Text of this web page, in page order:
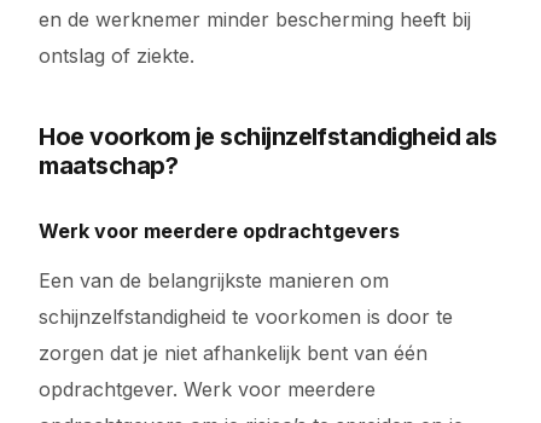
en de werknemer minder bescherming heeft bij
ontslag of ziekte.
Hoe voorkom je schijnzelfstandigheid als
maatschap?
Werk voor meerdere opdrachtgevers
Een van de belangrijkste manieren om
schijnzelfstandigheid te voorkomen is door te
zorgen dat je niet afhankelijk bent van één
opdrachtgever. Werk voor meerdere